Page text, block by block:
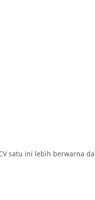
satu ini lebih berwarna